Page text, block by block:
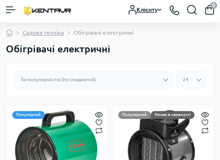
Клієнту
0
Садова техніка Обігрівачі електричні
Обігрівачі електричні
Популярний Популярний Немає в наявності